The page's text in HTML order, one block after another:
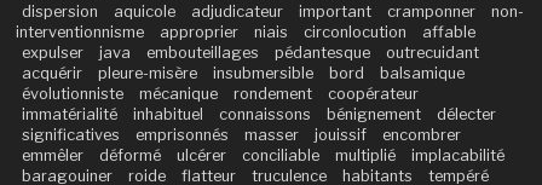
dispersion
aquicole adjudicateur important cramponner
non-
interventionnisme
approprier niais circonlocution
affable
expulser
java embouteillages pédantesque
outrecuidant
acquérir
pleure-misère insubmersible bord
balsamique
évolutionniste
mécanique rondement
coopérateur
immatérialité
inhabituel connaissons bénignement
délecter
significatives
emprisonnés masser jouissif
encombrer
emmêler
déformé ulcérer conciliable multiplié
implacabilité
baragouiner
roide flatteur truculence habitants tempéré